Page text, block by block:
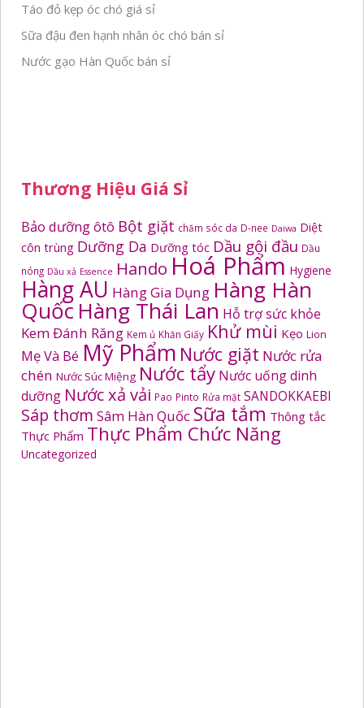
Táo đỏ kẹp óc chó giá sỉ
Sữa đậu đen hạnh nhân óc chó bán sỉ
Nước gạo Hàn Quốc bán sỉ
Thương Hiệu Giá Sỉ
Bảo dưỡng ôtô Bột giặt chăm sóc da D-nee Daiwa Diệt
côn trùng Dưỡng Da Dưỡng tóc Dầu gội đầu Dầu
nóng Dầu xả Essence Hando Hoá Phẩm Hygiene
Hàng AU Hàng Gia Dụng Hàng Hàn
Quốc Hàng Thái Lan Hỗ trợ sức khỏe
Kem Đánh Răng Kem ủ Khăn Giấy Khử mùi Kẹo Lion
Mẹ Và Bé Mỹ Phẩm Nước giặt Nước rửa
chén Nước Súc Miệng Nước tẩy Nước uống dinh
dưỡng Nước xả vải Pao Pinto Rửa mặt SANDOKKAEBI
Sáp thơm Sâm Hàn Quốc Sữa tắm Thông tắc
Thực Phẩm Thực Phẩm Chức Năng
Uncategorized